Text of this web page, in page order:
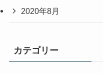
2020年8月
カテゴリー